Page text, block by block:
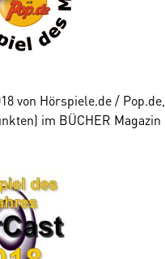
von Hörspiele.de /
im BÜCHER Magazin